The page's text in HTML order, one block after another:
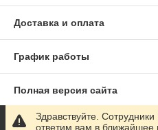
Доставка и оплата
График работы
Полная версия сайта
Сайт создан на
Здравствуйте.
ответим вам в ближайшее